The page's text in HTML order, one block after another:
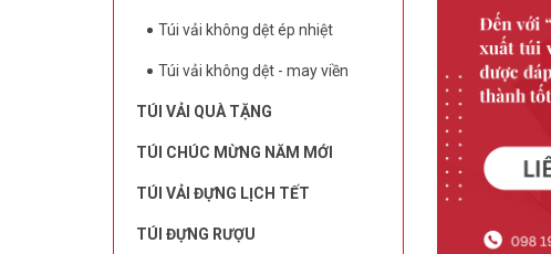
Túi vải không dệt ép nhiệt
Túi vải không dệt - may viền
TÚI VẢI QUÀ TẶNG
TÚI CHÚC MỪNG NĂM MỚI
TÚI VẢI ĐỰNG LỊCH TẾT
TÚI ĐỰNG RƯỢU